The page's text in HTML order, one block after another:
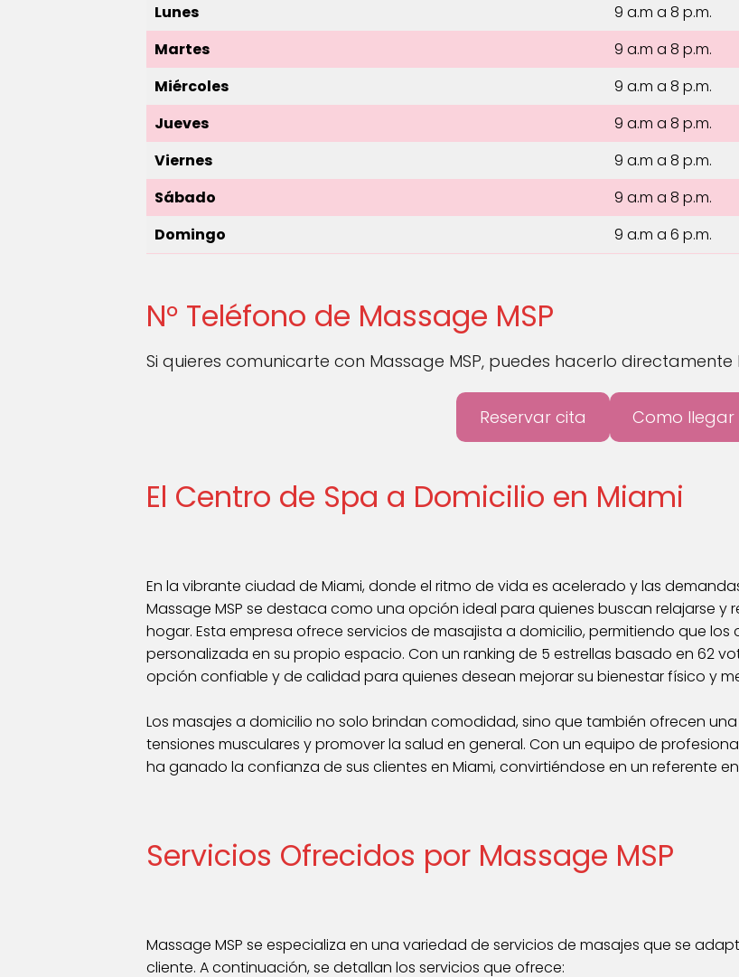
Lunes
9 a.m a 8 p.m.
Martes
9 a.m a 8 p.m.
Miércoles
9 a.m a 8 p.m.
Jueves
9 a.m a 8 p.m.
Viernes
9 a.m a 8 p.m.
Sábado
9 a.m a 8 p.m.
Domingo
9 a.m a 6 p.m.
N° Teléfono de Massage MSP
Si quieres comunicarte con Massage MSP, puedes hacerlo
Reservar cita Como llegar
El Centro de Spa a Domicilio en Miami
En la vibrante ciudad de Miami, donde el ritmo de vida es acelerado y las
Massage MSP se destaca como una opción ideal para quienes buscan relajarse y
hogar. Esta empresa ofrece servicios de masajista a domicilio, permitiendo que
personalizada en su propio espacio. Con un ranking de 5 estrellas basado en 62
opción confiable y de calidad para quienes desean mejorar su bienestar físico y
Los masajes a domicilio no solo brindan comodidad, sino que también ofrecen
tensiones musculares y promover la salud en general. Con un equipo de
ha ganado la confianza de sus clientes en Miami, convirtiéndose en un referente
Servicios Ofrecidos por Massage MSP
Massage MSP se especializa en una variedad de servicios de masajes que se
cliente. A continuación, se detallan los servicios que ofrece: